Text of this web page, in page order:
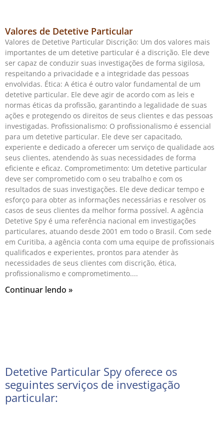
Valores de Detetive Particular
Valores de Detetive Particular Discrição: Um dos valores mais
importantes de um detetive particular é a discrição. Ele deve
ser capaz de conduzir suas investigações de forma sigilosa,
respeitando a privacidade e a integridade das pessoas
envolvidas. Ética: A ética é outro valor fundamental de um
detetive particular. Ele deve agir de acordo com as leis e
normas éticas da profissão, garantindo a legalidade de suas
ações e protegendo os direitos de seus clientes e das pessoas
investigadas. Profissionalismo: O profissionalismo é essencial
para um detetive particular. Ele deve ser capacitado,
experiente e dedicado a oferecer um serviço de qualidade aos
seus clientes, atendendo às suas necessidades de forma
eficiente e eficaz. Comprometimento: Um detetive particular
deve ser comprometido com o seu trabalho e com os
resultados de suas investigações. Ele deve dedicar tempo e
esforço para obter as informações necessárias e resolver os
casos de seus clientes da melhor forma possível. A agência
Detetive Spy é uma referência nacional em investigações
particulares, atuando desde 2001 em todo o Brasil. Com sede
em Curitiba, a agência conta com uma equipe de profissionais
qualificados e experientes, prontos para atender às
necessidades de seus clientes com discrição, ética,
profissionalismo e comprometimento.
Continuar lendo »
Detetive Particular Spy oferece os
seguintes serviços de investigação
particular: